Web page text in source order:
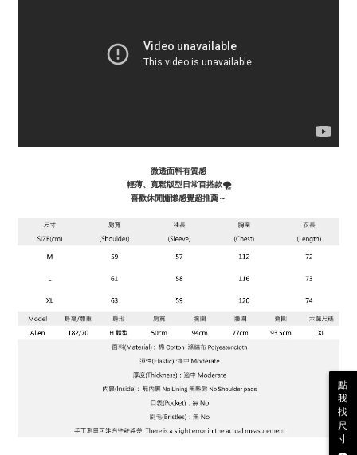
微透面料有質感
輕薄、寬鬆版型日常百搭款🌪️
喜歡休閒慵懶感覺超推薦～
點
我
找
尺
寸